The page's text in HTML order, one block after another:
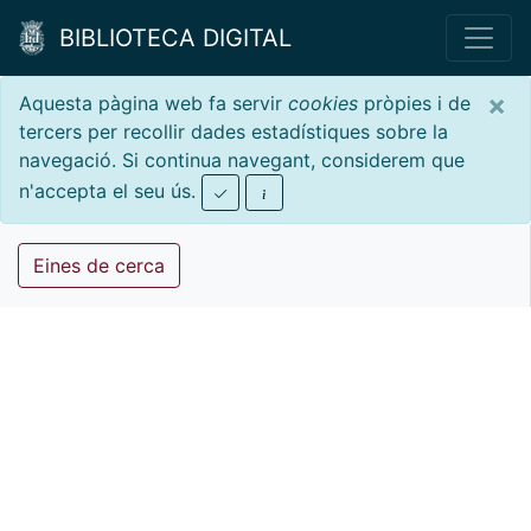
BIBLIOTECA DIGITAL
×
Aquesta pàgina web fa servir cookies pròpies i de
tercers per recollir dades estadístiques sobre la
navegació. Si continua navegant, considerem que
n'accepta el seu ús.
Eines de cerca